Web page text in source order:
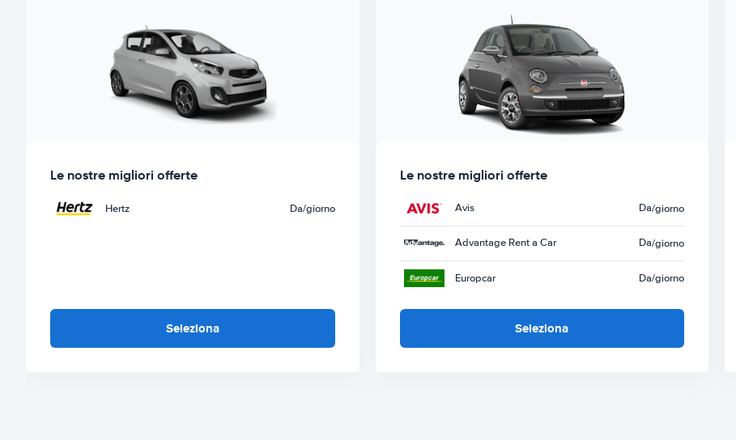
Le nostre migliori offerte
Hertz Da/giorno
Seleziona
Le nostre migliori offerte
Avis Da/giorno
Advantage Rent a Car Da/giorno
Europcar Da/giorno
Seleziona